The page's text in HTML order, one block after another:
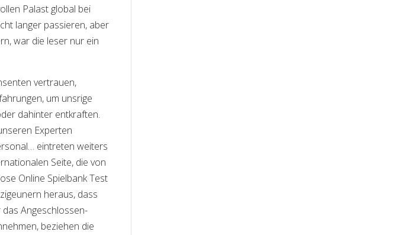
Palast global bei
langer passieren, aber
war die leser nur ein
vertrauen,
um unsrige
dahinter entkraften.
Experten
eintreten weiters
Seite, die von
Online Spielbank Test
heraus, dass
Angeschlossen-
beziehen die